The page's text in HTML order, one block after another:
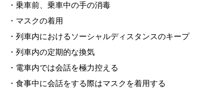
・乗車前、乗車中の手の消毒
・マスクの着用
・列車内におけるソーシャルディスタンスのキープ
・列車内の定期的な換気
・電車内では会話を極力控える
・食事中に会話をする際はマスクを着用する